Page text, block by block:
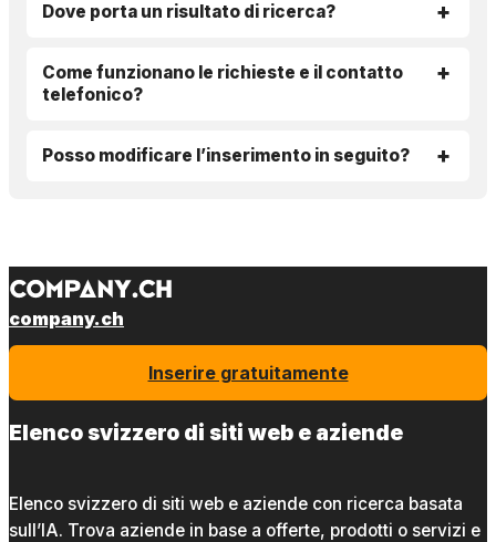
Dove porta un risultato di ricerca?
Come funzionano le richieste e il contatto
telefonico?
Posso modificare l’inserimento in seguito?
company.ch
Inserire gratuitamente
Elenco svizzero di siti web e aziende
Elenco svizzero di siti web e aziende con ricerca basata
sull’IA. Trova aziende in base a offerte, prodotti o servizi e